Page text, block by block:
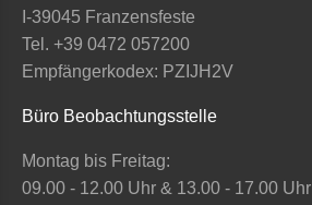
I-39045 Franzensfeste
Tel. +39 0472 057200
Empfängerkodex: PZIJH2V
Büro Beobachtungsstelle
Montag bis Freitag:
09.00 - 12.00 Uhr & 13.00 - 17.00 Uhr